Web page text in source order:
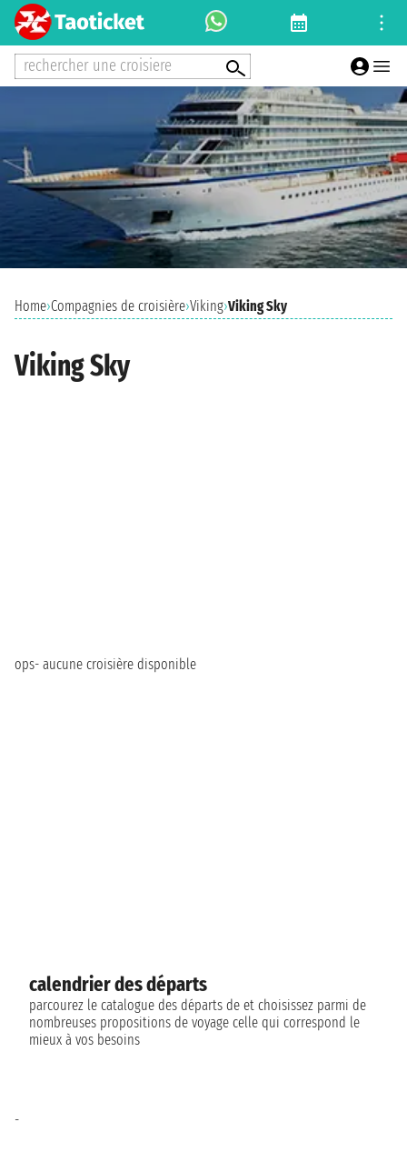
rechercher une croisiere
Home›Compagnies de croisière›Viking›Viking Sky
Viking Sky
ops- aucune croisière disponible
calendrier des départs
parcourez le catalogue des départs de et choisissez parmi de
nombreuses propositions de voyage celle qui correspond le
mieux à vos besoins
-